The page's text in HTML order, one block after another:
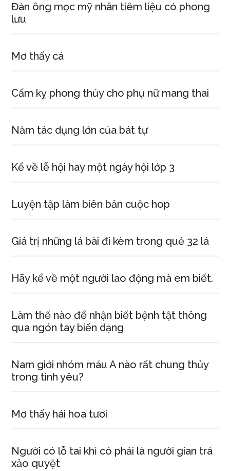
Đàn ông mọc mỹ nhân tiêm liệu có phong
lưu
Mơ thấy cá
Cấm kỵ phong thủy cho phụ nữ mang thai
Năm tác dụng lớn của bát tự
Kể về lễ hội hay một ngày hội lớp 3
Luyện tập làm biên bản cuộc hop
Giá trị những lá bài đi kèm trong quẻ 32 lá
Hãy kể về một người lao động mà em biết.
Làm thế nào để nhận biết bệnh tật thông
qua ngón tay biến dạng
Nam giới nhóm máu A nào rất chung thủy
trong tình yêu?
Mơ thấy hái hoa tươi
Người có lỗ tai khỉ có phải là người gian trá
xảo quyệt